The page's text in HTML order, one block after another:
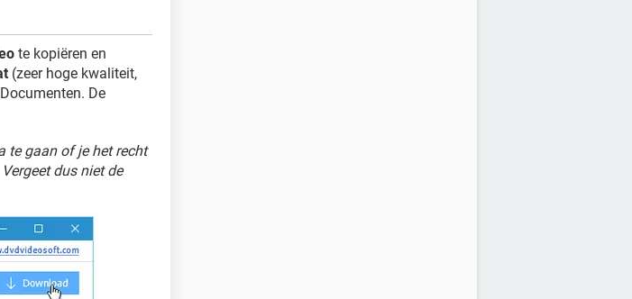
te kopiëren en
(zeer hoge kwaliteit,
De
te gaan of je het recht
dus niet de